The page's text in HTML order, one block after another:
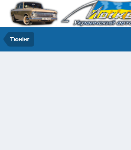
Тюнінг